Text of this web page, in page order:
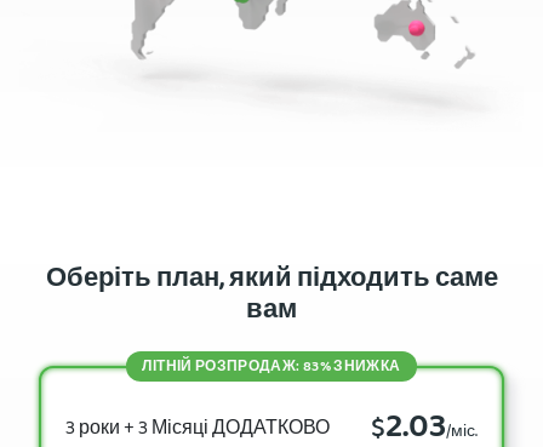
Оберіть план, який підходить саме
вам
3 роки + 3 Місяці ДОДАТКОВО $2.03/міс.
ЛІТНІЙ РОЗПРОДАЖ: 83% ЗНИЖКА